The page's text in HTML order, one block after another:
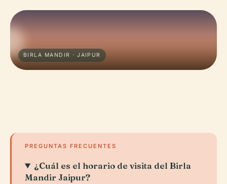
BIRLA MANDIR · JAIPUR
PREGUNTAS FRECUENTES
¿Cuál es el horario de visita del Birla
Mandir Jaipur?